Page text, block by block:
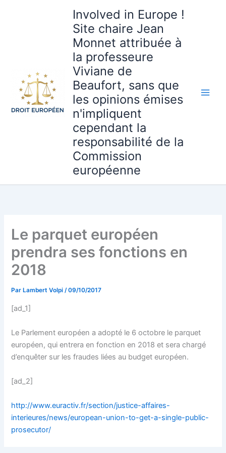
Involved in Europe !
Site chaire Jean
Monnet attribuée à
la professeure
Viviane de
Beaufort, sans que
les opinions émises
n'impliquent
cependant la
responsabilité de la
Commission
européenne
Le parquet européen
prendra ses fonctions en
2018
Par Lambert Volpi/09/10/2017
[ad_1]
Le Parlement européen a adopté le 6 octobre le parquet
européen, qui entrera en fonction en 2018 et sera chargé
d’enquêter sur les fraudes liées au budget européen.
[ad_2]
http://www.euractiv.fr/section/justice-affaires-
interieures/news/european-union-to-get-a-single-public-
prosecutor/